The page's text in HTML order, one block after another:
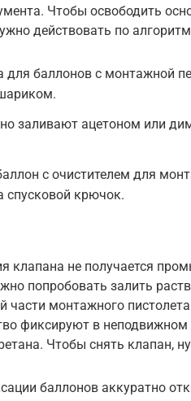
Чтобы освободить
действовать по
для баллонов с монтажной
заливают ацетоном или
с очистителем для
крючок.
клапана не получается
попробовать залить
части монтажного
фиксируют в
Чтобы снять клапан,
баллонов аккуратно